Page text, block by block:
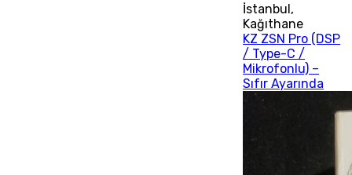
İstanbul,
Kağıthane
KZ ZSN Pro (DSP
/ Type-C /
Mikrofonlu) –
Sıfır Ayarında